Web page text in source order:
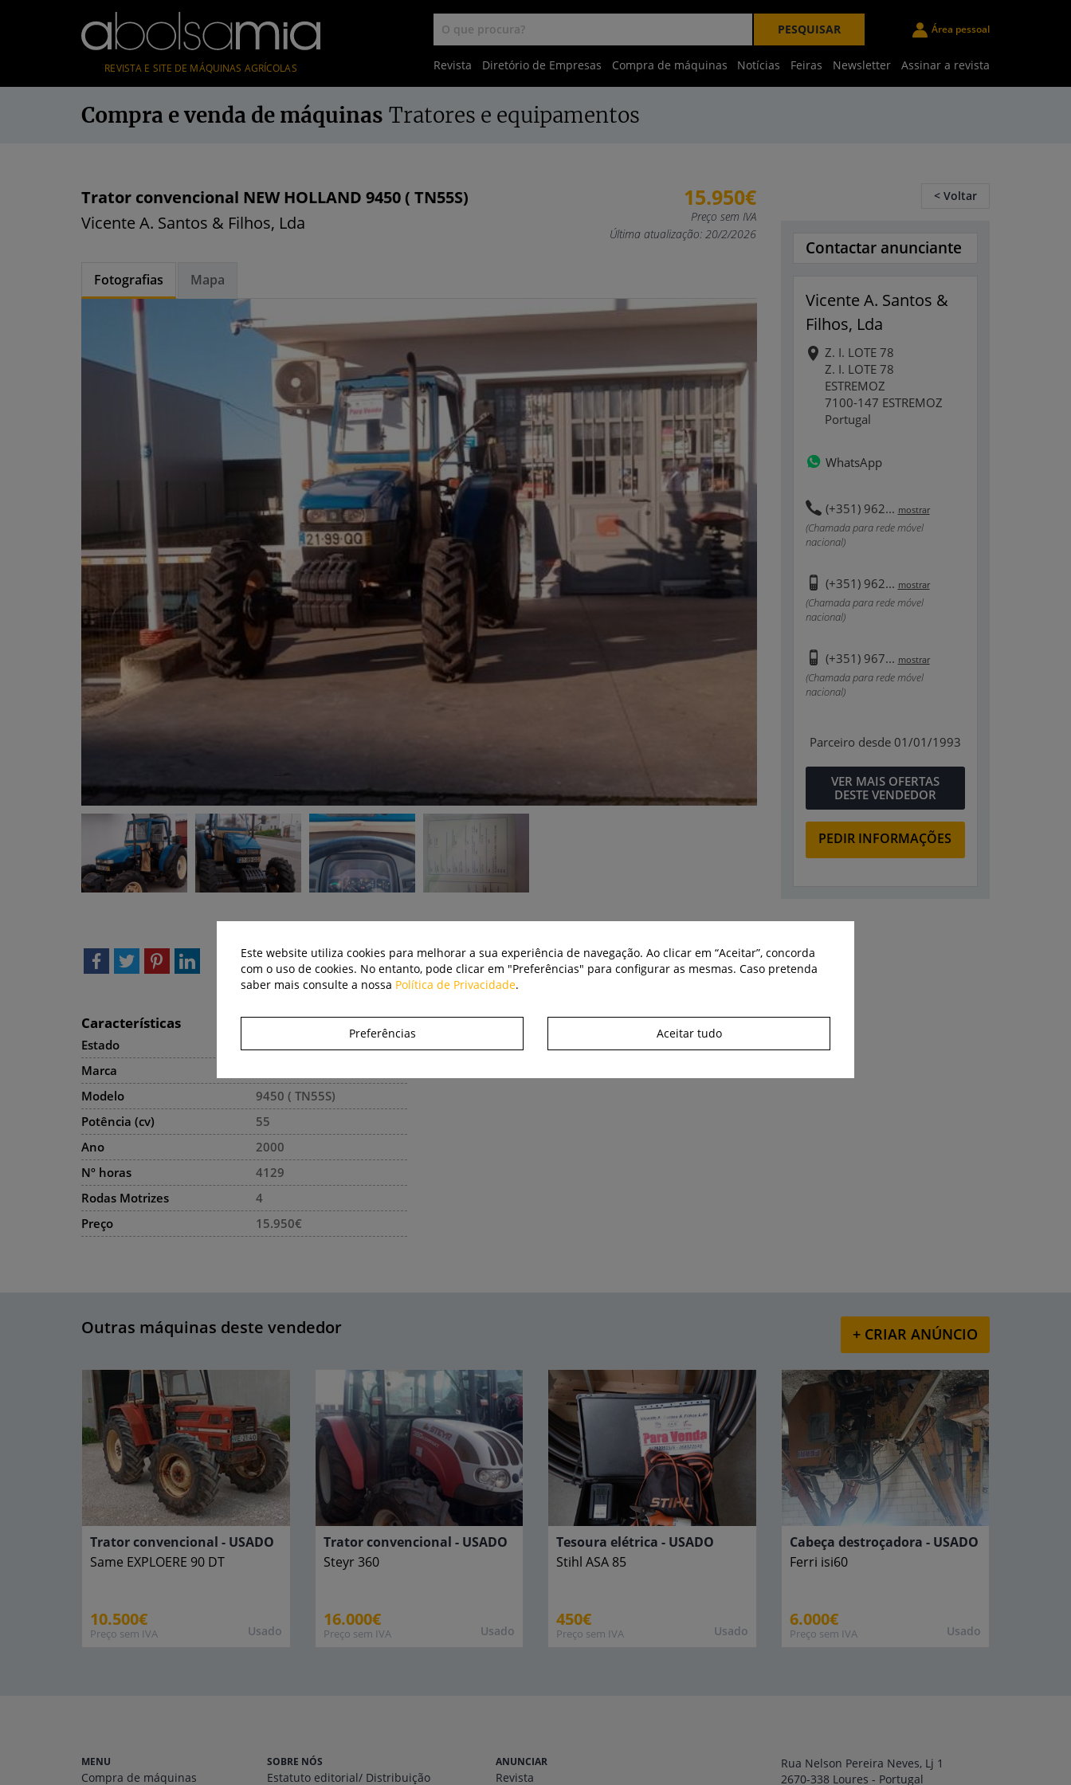
REVISTA E SITE DE MÁQUINAS AGRÍCOLAS
PESQUISAR Área pessoal
Revista Diretório de Empresas Compra de máquinas Notícias Feiras Newsletter Assinar a revista
Compra e venda de máquinas Tratores e equipamentos
Trator convencional NEW HOLLAND 9450 ( TN55S)
Vicente A. Santos & Filhos, Lda
15.950€
Preço sem IVA
Última atualização: 20/2/2026
Fotografias Mapa
Características
Estado
Marca
Modelo
9450 ( TN55S)
Potência (cv)
55
Ano
2000
Nº horas
4129
Rodas Motrizes
4
Preço
15.950€
< Voltar
Contactar anunciante
Vicente A. Santos &
Filhos, Lda
Z. I. LOTE 78
Z. I. LOTE 78
ESTREMOZ
7100-147 ESTREMOZ
Portugal
WhatsApp
(+351) 962... mostrar
(Chamada para rede móvel
nacional)
(+351) 962... mostrar
(Chamada para rede móvel
nacional)
(+351) 967... mostrar
(Chamada para rede móvel
nacional)
Parceiro desde 01/01/1993
VER MAIS OFERTAS
DESTE VENDEDOR
PEDIR INFORMAÇÕES
Outras máquinas deste vendedor + CRIAR ANÚNCIO
Usado
Trator convencional - USADO
Same EXPLOERE 90 DT
10.500€
Preço sem IVA Usado
Trator convencional - USADO
Steyr 360
16.000€
Preço sem IVA Usado
Tesoura elétrica - USADO
Stihl ASA 85
450€
Preço sem IVA Usado
Cabeça destroçadora - USADO
Ferri isi60
6.000€
Preço sem IVA
MENU
Compra de máquinas
SOBRE NÓS
Estatuto editorial/ Distribuição
ANUNCIAR
Revista
Rua Nelson Pereira Neves, Lj 1
2670-338 Loures - Portugal
Este website utiliza cookies para melhorar a sua experiência de navegação. Ao clicar em “Aceitar”, concorda
com o uso de cookies. No entanto, pode clicar em "Preferências" para configurar as mesmas. Caso pretenda
saber mais consulte a nossa Política de Privacidade.
Preferências Aceitar tudo